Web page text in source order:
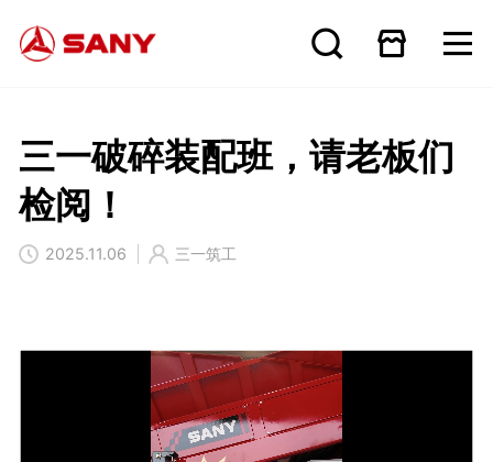
三一破碎装配班，请老板们
检阅！
2025.11.06 三一筑工